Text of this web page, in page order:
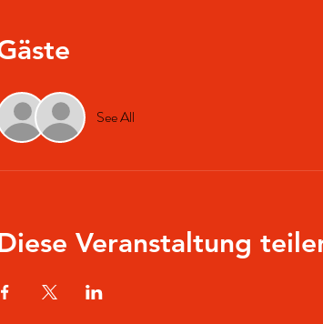
See All
Veranstaltung